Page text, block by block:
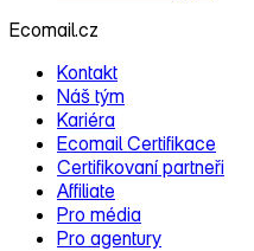
Ecomail.cz
Kontakt
Náš tým
Kariéra
Ecomail Certifikace
Certifikovaní partneři
Affiliate
Pro média
Pro agentury